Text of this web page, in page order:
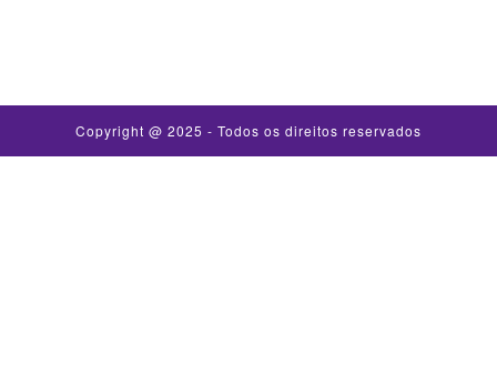
Copyright @ 2025 - Todos os direitos reservados